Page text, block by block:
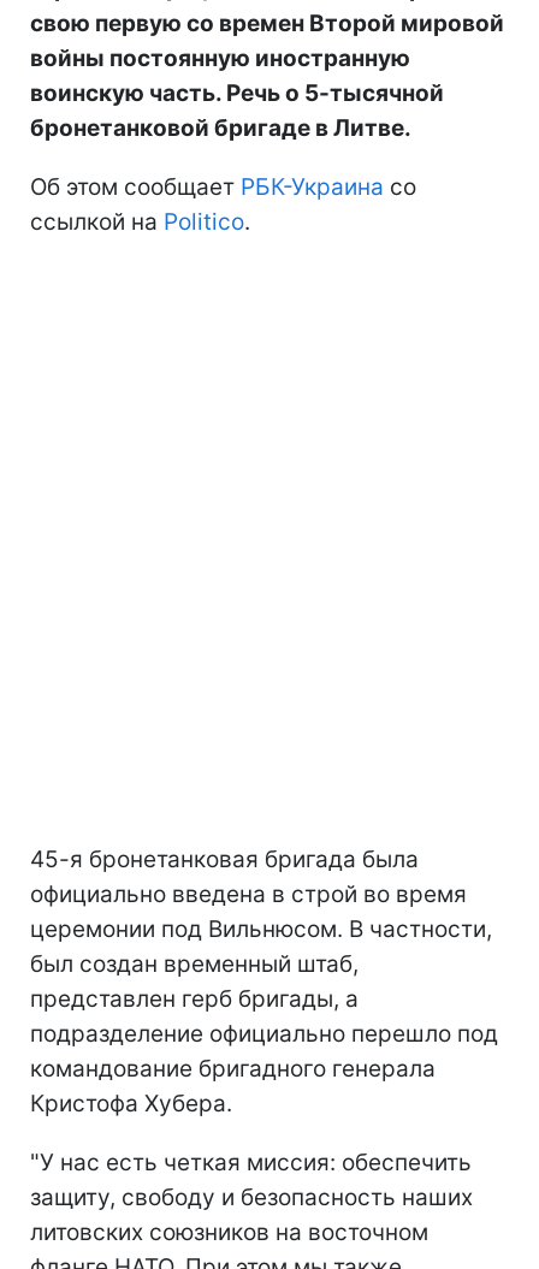
свою первую со времен Второй мировой
войны постоянную иностранную
воинскую часть. Речь о 5-тысячной
бронетанковой бригаде в Литве.
Об этом сообщает РБК-Украина со
ссылкой на Politico.
45-я бронетанковая бригада была
официально введена в строй во время
церемонии под Вильнюсом. В частности,
был создан временный штаб,
представлен герб бригады, а
подразделение официально перешло под
командование бригадного генерала
Кристофа Хубера.
"У нас есть четкая миссия: обеспечить
защиту, свободу и безопасность наших
литовских союзников на восточном